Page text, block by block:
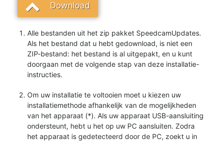
Download
Alle bestanden uit het zip pakket SpeedcamUpdates.
Als het bestand dat u hebt gedownload, is niet een
ZIP-bestand: het bestand is al uitgepakt, en u kunt
doorgaan met de volgende stap van deze installatie-
instructies.
Om uw installatie te voltooien moet u kiezen uw
installatiemethode afhankelijk van de mogelijkheden
van het apparaat (*). Als uw apparaat USB-aansluiting
ondersteunt, hebt u het op uw PC aansluiten. Zodra
het apparaat is gedetecteerd door de PC, zoekt u in